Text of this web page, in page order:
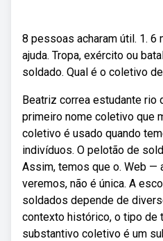
8 pessoas acharam útil. 1.
ajuda. Tropa, exército ou
soldado. Qual é o coletivo
Beatriz correa estudante rio
primeiro nome coletivo que
coletivo é usado quando
indivíduos. O pelotão de
Assim, temos que o. Web —
veremos, não é única. A
soldados depende de
contexto histórico, o tipo de
substantivo coletivo é um